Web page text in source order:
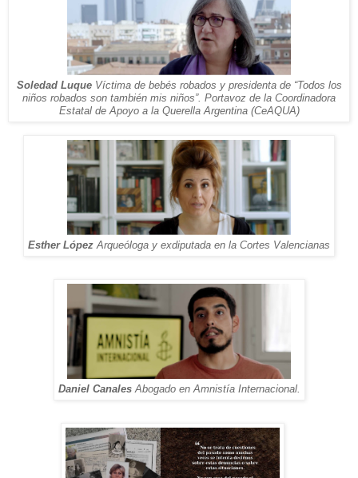
Soledad LuqueVíctima de bebés robados y presidenta de “Todos los
niños robados son también mis niños”. Portavoz de la Coordinadora
Estatal de Apoyo a la Querella Argentina (CeAQUA)
Esther LópezArqueóloga y exdiputada en la Cortes Valencianas
Daniel CanalesAbogado en Amnistía Internacional.